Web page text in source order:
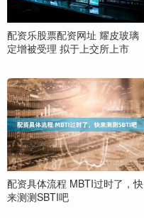
配资乐股票配资网址 耀皮玻璃
定增被受理 拟于上交所上市
配资具体流程 MBTI过时了，快
来测测SBTI吧